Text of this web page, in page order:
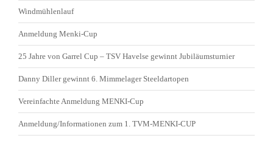
Windmühlenlauf
Anmeldung Menki-Cup
25 Jahre von Garrel Cup – TSV Havelse gewinnt Jubiläumsturnier
Danny Diller gewinnt 6. Mimmelager Steeldartopen
Vereinfachte Anmeldung MENKI-Cup
Anmeldung/Informationen zum 1. TVM-MENKI-CUP